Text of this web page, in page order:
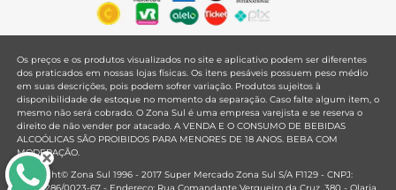
Os preços e os produtos visualizados no site e aplicativo podem ser diferentes
dos praticados em nossas lojas físicas. Os itens pesáveis possuem peso médio
em suas descrições, pois podem sofrer variação. Produtos sujeitos à
disponibilidade de estoque no momento da separação. Caso falte algum item, o
mesmo não será cobrado. O Zona Sul é uma empresa varejista e se reserva o
direito de não vender por atacado. A VENDA E O CONSUMO DE BEBIDAS
ALCOÓLICAS SÃO PROIBIDOS PARA MENORES DE 18 ANOS. BEBA COM
MODERAÇÃO.
Copyright© Zona Sul 1996 - 2017 Super Mercado Zona Sul S/A F1129 - CNPJ: